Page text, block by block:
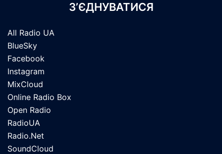
З’ЄДНУВАТИСЯ
All Radio UA
BlueSky
Facebook
Instagram
MixCloud
Online Radio Box
Open Radio
RadioUA
Radio.Net
SoundCloud